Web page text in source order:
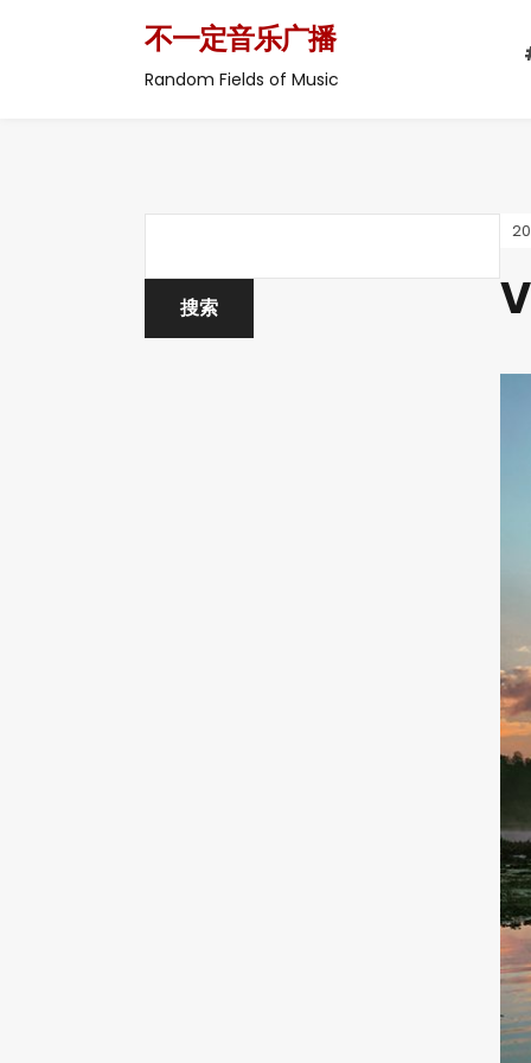
不一定音乐广播
Random Fields of Music